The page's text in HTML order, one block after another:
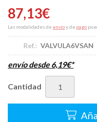
87,13€
Las modalidades de envíoy de pago
Ref.: VALVULA6VSAN
envío desde6,19€*
Cantidad